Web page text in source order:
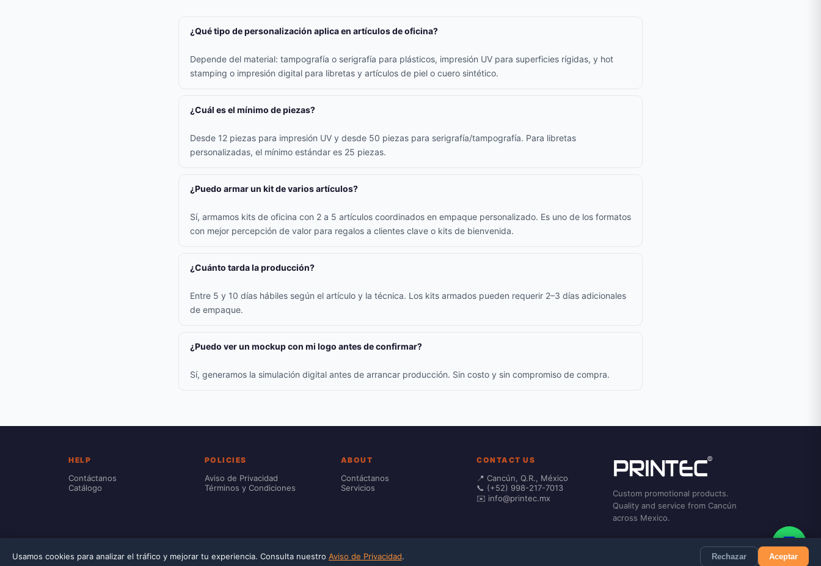
Usamos cookies para analizar el tráfico y mejorar tu experiencia. Consulta nuestro Aviso de Privacidad. Rechazar Aceptar
¿Qué tipo de personalización aplica en artículos de oficina?
Depende del material: tampografía o serigrafía para plásticos, impresión UV para superficies rígidas, y hot
stamping o impresión digital para libretas y artículos de piel o cuero sintético.
¿Cuál es el mínimo de piezas?
Desde 12 piezas para impresión UV y desde 50 piezas para serigrafía/tampografía. Para libretas
personalizadas, el mínimo estándar es 25 piezas.
¿Puedo armar un kit de varios artículos?
Sí, armamos kits de oficina con 2 a 5 artículos coordinados en empaque personalizado. Es uno de los formatos
con mejor percepción de valor para regalos a clientes clave o kits de bienvenida.
¿Cuánto tarda la producción?
Entre 5 y 10 días hábiles según el artículo y la técnica. Los kits armados pueden requerir 2–3 días adicionales
de empaque.
¿Puedo ver un mockup con mi logo antes de confirmar?
Sí, generamos la simulación digital antes de arrancar producción. Sin costo y sin compromiso de compra.
HELP
Contáctanos
Catálogo
POLICIES
Aviso de Privacidad
Términos y Condiciones
ABOUT
Contáctanos
Servicios
CONTACT US
📍 Cancún, Q.R., México
📞 (+52) 998-217-7013
✉️ info@printec.mx
Custom promotional products.
Quality and service from Cancún
across Mexico.
© 2026 Printec. Prices include VAT. Customization costs are calculated at checkout. PrivacyTerms
💬